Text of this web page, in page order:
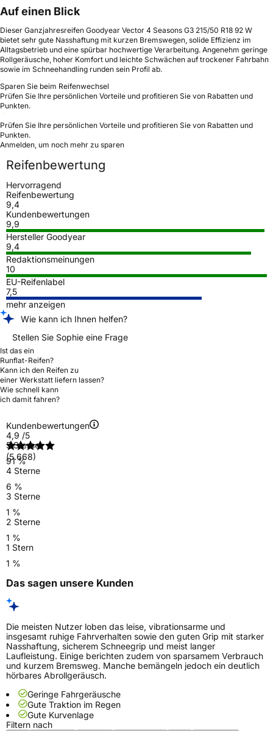
Auf einen Blick
Dieser Ganzjahresreifen Goodyear Vector 4 Seasons G3 215/50 R18 92 W
bietet sehr gute Nasshaftung mit kurzen Bremswegen, solide Effizienz im
Alltagsbetrieb und eine spürbar hochwertige Verarbeitung. Angenehm geringe
Rollgeräusche, hoher Komfort und leichte Schwächen auf trockener Fahrbahn
sowie im Schneehandling runden sein Profil ab.
Sparen Sie beim Reifenwechsel
Prüfen Sie Ihre persönlichen Vorteile und profitieren Sie von Rabatten und
Punkten.
Prüfen Sie Ihre persönlichen Vorteile und profitieren Sie von Rabatten und
Punkten.
Anmelden, um noch mehr zu sparen
Reifenbewertung
Hervorragend
Reifenbewertung
9,4
Kundenbewertungen
9,9
Hersteller Goodyear
9,4
Redaktionsmeinungen
10
EU-Reifenlabel
7,5
mehr anzeigen
Wie kann ich Ihnen helfen?
Stellen Sie Sophie eine Frage
Ist das ein
Runflat-Reifen?
Kann ich den Reifen zu
einer Werkstatt liefern lassen?
Wie schnell kann
ich damit fahren?
Kundenbewertungen
4,9 /5
(5.668)
5 Sterne
91 %
4 Sterne
6 %
3 Sterne
1 %
2 Sterne
1 %
1 Stern
1 %
Das sagen unsere Kunden
Die meisten Nutzer loben das leise, vibrationsarme und
insgesamt ruhige Fahrverhalten sowie den guten Grip mit starker
Nasshaftung, sicherem Schneegrip und meist langer
Laufleistung. Einige berichten zudem von sparsamem Verbrauch
und kurzem Bremsweg. Manche bemängeln jedoch ein deutlich
hörbares Abrollgeräusch.
Geringe Fahrgeräusche
Gute Traktion im Regen
Gute Kurvenlage
Filtern nach